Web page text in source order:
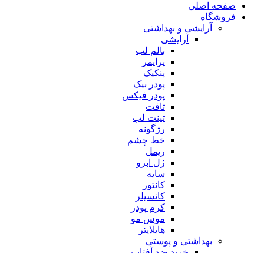
صفحه اصلی
فروشگاه
آرایشی و بهداشتی
آرایشی
بالم لب
پرایمر
پنکیک
پودر بیک
پودر فیکس
تافت
تینت لب
رژگونه
خط چشم
ریمل
ژل ابرو
سایه
کانتور
کانسیلر
کرم پودر
موس مو
هایلایتر
بهداشتی و پوستی